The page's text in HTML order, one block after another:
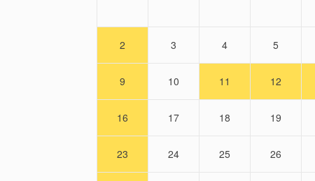
2 3 4 5
9 10 11 12
16 17 18 19
23 24 25 26